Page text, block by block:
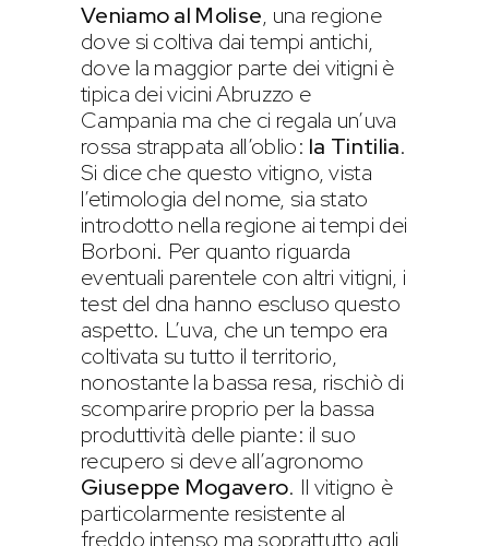
Veniamo al Molise, una regione
dove si coltiva dai tempi antichi,
dove la maggior parte dei vitigni è
tipica dei vicini Abruzzo e
Campania ma che ci regala un’uva
rossa strappata all’oblio: la Tintilia.
Si dice che questo vitigno, vista
l’etimologia del nome, sia stato
introdotto nella regione ai tempi dei
Borboni. Per quanto riguarda
eventuali parentele con altri vitigni, i
test del dna hanno escluso questo
aspetto. L’uva, che un tempo era
coltivata su tutto il territorio,
nonostante la bassa resa, rischiò di
scomparire proprio per la bassa
produttività delle piante: il suo
recupero si deve all’agronomo
Giuseppe Mogavero. Il vitigno è
particolarmente resistente al
freddo intenso ma soprattutto agli